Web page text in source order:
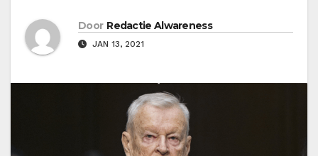
Door Redactie Alwareness
JAN 13, 2021